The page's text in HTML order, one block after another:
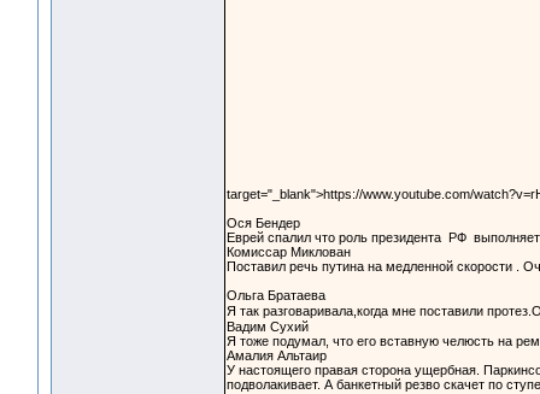
target="_blank">https://www.youtube.com/
Ося Бендер
Еврей спалил что роль президента РФ
Комиссар Миклован
Поставил речь путина на медленной скорости .
Ольга Братаева
Я так разговаривала,когда мне поставили
Вадим Сухий
Я тоже подумал, что его вставную челюсть на
Амалия Альтаир
У настоящего правая сторона ущербная.
подволакивает. А банкетный резво скачет по